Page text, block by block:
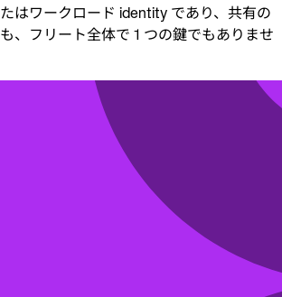
はワークロード identity であり、共有の
、フリート全体で 1 つの鍵でもありませ